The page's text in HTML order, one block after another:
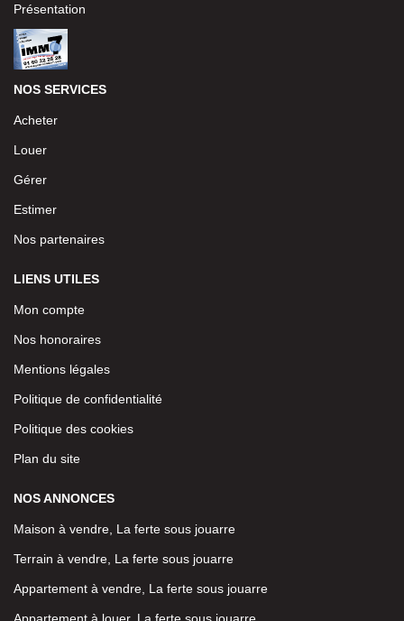
Présentation
NOS SERVICES
Acheter
Louer
Gérer
Estimer
Nos partenaires
LIENS UTILES
Mon compte
Nos honoraires
Mentions légales
Politique de confidentialité
Politique des cookies
Plan du site
NOS ANNONCES
Maison à vendre, La ferte sous jouarre
Terrain à vendre, La ferte sous jouarre
Appartement à vendre, La ferte sous jouarre
Appartement à louer, La ferte sous jouarre